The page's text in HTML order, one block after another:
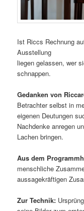
Ist Riccs Rechnung
Ausstellung
liegen gelassen, wer
schnappen.
Gedanken von
Betrachter selbst in
eigenen Deutungen
Nachdenke anregen
Lachen bringen.
Aus dem
menschliche
aussagekräftigen
Zur Technik: